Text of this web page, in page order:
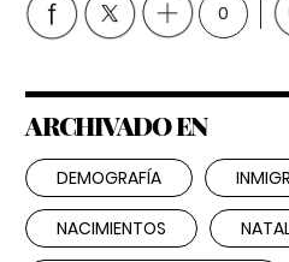
0
ARCHIVADO EN
DEMOGRAFÍA
NACIMIENTOS